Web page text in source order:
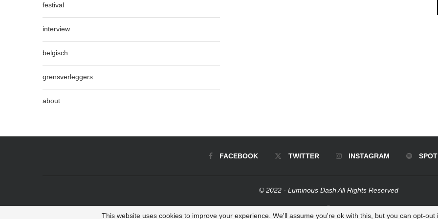
festival
interview
belgisch
grensverleggers
about
FACEBOOK TWITTER INSTAGRAM
© 2022 - Luminous Dash All Rights Reserved
BACK TO TOP
This website uses cookies to improve your experience. We'll assume you're ok with this, but you can opt-out